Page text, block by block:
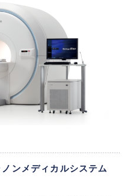
ンメディカルシステム